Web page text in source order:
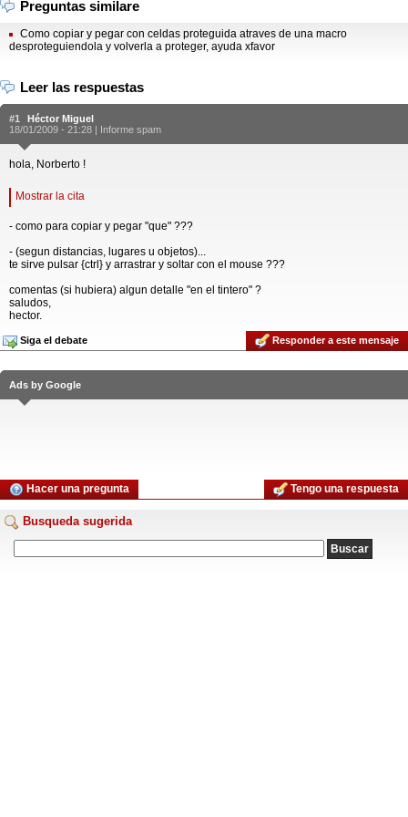
Preguntas similare
Como copiar y pegar con celdas proteguida atraves de una macro
desproteguiendola y volverla a proteger, ayuda xfavor
Leer las respuestas
#1
Héctor Miguel
18/01/2009 - 21:28 | Informe spam
hola, Norberto !
Mostrar la cita
- como para copiar y pegar "que" ???
- (segun distancias, lugares u objetos)...
te sirve pulsar {ctrl} y arrastrar y soltar con el mouse ???
comentas (si hubiera) algun detalle "en el tintero" ?
saludos,
hector.
Siga el debate Responder a este mensaje
Ads by Google
Hacer una pregunta Tengo una respuesta
Busqueda sugerida